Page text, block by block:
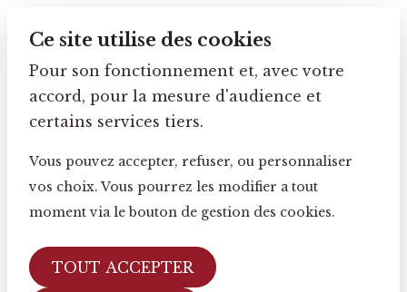
Ce site utilise des cookies
Pour son fonctionnement et, avec votre
accord, pour la mesure d'audience et
certains services tiers.
Vous pouvez accepter, refuser, ou personnaliser
vos choix. Vous pourrez les modifier a tout
moment via le bouton de gestion des cookies.
TOUT ACCEPTER
chou rave